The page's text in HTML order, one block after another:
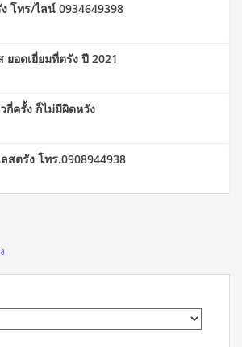
โทร/ไลน์ 0934649398
อดเยี่ยมที่ตรัง ปี 2021
กี่ครั้ง ก็ไม่มีผิดหวัง
สตรัง โทร.0908944938